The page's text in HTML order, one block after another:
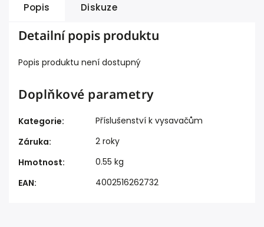
Popis Diskuze
Detailní popis produktu
Popis produktu není dostupný
Doplňkové parametry
Kategorie:
Příslušenství k vysavačům
Záruka:
2 roky
Hmotnost:
0.55 kg
EAN: 4002516262732